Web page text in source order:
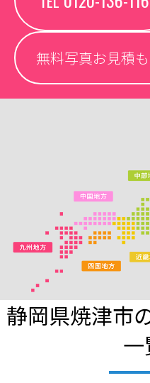
無料写真お見積
静岡県焼津市